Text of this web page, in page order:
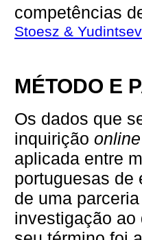
competências
Stoesz &
MÉTODO E
Os dados que
inquirição online
aplicada entre
portuguesas de
de uma
investigação ao